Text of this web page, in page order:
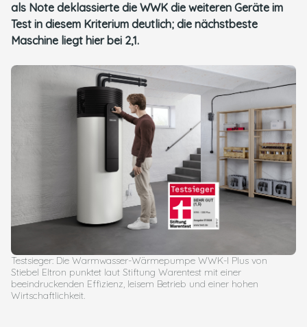
als Note deklassierte die WWK die weiteren Geräte im
Test in diesem Kriterium deutlich; die nächstbeste
Maschine liegt hier bei 2,1.
Testsieger: Die Warmwasser-Wärmepumpe WWK-I Plus von
Stiebel Eltron punktet laut Stiftung Warentest mit einer
beeindruckenden Effizienz, leisem Betrieb und einer hohen
Wirtschaftlichkeit.